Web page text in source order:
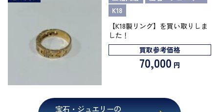
K18
【K18製リング】を買い取りしま
した！
買取参考価格
70,000 円
宝石・ジュエリーの